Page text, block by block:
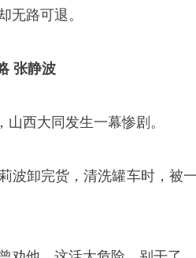
无路可退。
张静波
山西大同发生一幕惨剧。
波卸完货，清洗罐车时，被